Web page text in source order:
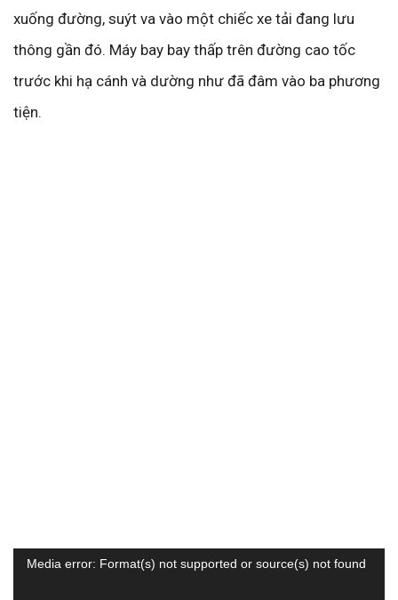
xuống đường, suýt va vào một chiếc xe tải đang lưu
thông gần đó. Máy bay bay thấp trên đường cao tốc
trước khi hạ cánh và dường như đã đâm vào ba phương
tiện.
Trình
Media error: Format(s) not supported or source(s) not found